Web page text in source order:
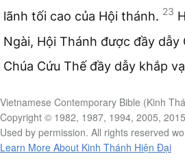
lãnh tối cao của Hội thánh. 23
Ngài, Hội Thánh được đầy dẫy
Chúa Cứu Thế đầy dẫy khắp
Vietnamese Contemporary Bible (Kinh
Copyright © 1982, 1987, 1994, 2005,
Used by permission. All rights reserved
Learn More About Kinh Thánh Hiện Đại